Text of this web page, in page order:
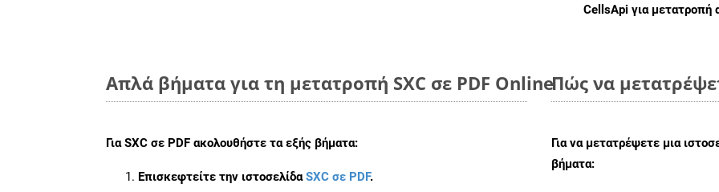
CellsApi για μετατροπή
Απλά βήματα για τη μετατροπή SXC σε PDF Online
ΓιαSXC σε PDF ακολουθήστε τα εξής βήματα:
Επισκεφτείτε την ιστοσελίδαSXC σε PDF.
Πώς να
Για να μετατρέψετε μια
βήματα: